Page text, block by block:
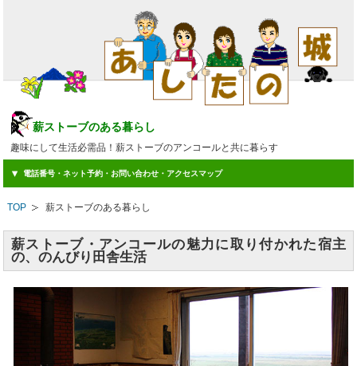
薪ストーブのある暮らし
趣味にして生活必需品！薪ストーブのアンコールと共に暮らす
電話番号・ネット予約・お問い合わせ・アクセスマップ
TOP 薪ストーブのある暮らし
薪ストーブ・アンコールの魅力に取り付かれた宿主
の、のんびり田舎生活